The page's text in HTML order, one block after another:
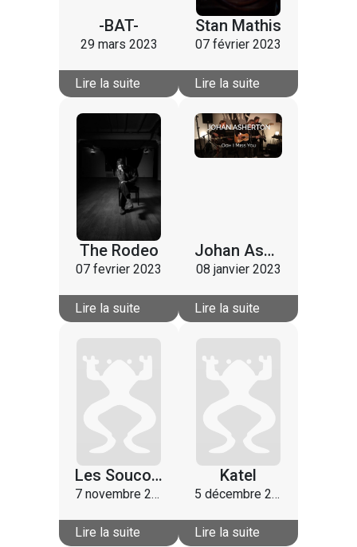
-BAT-
29 mars 2023
Lire la suite
Stan Mathis
07 février 2023
Lire la suite
The Rodeo
07 fevrier 2023
Lire la suite
Johan Asherton
08 janvier 2023
Lire la suite
Les Soucoupes Violentes
7 novembre 2021
Lire la suite
Katel
5 décembre 2021
Lire la suite